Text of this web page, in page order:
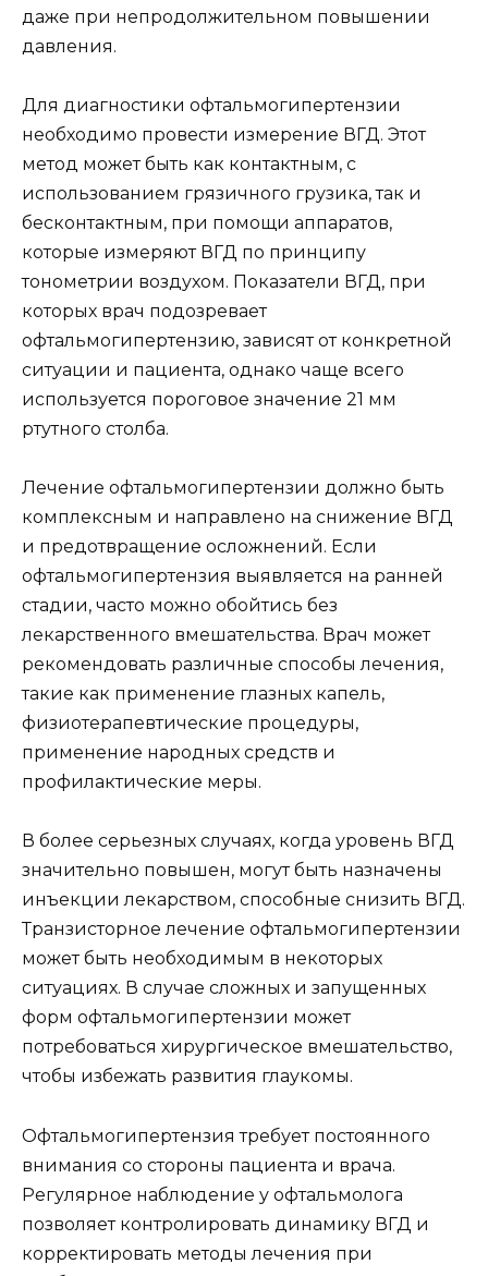
даже при непродолжительном повышении
давления.
Для диагностики офтальмогипертензии
необходимо провести измерение ВГД. Этот
метод может быть как контактным, с
использованием грязичного грузика, так и
бесконтактным, при помощи аппаратов,
которые измеряют ВГД по принципу
тонометрии воздухом. Показатели ВГД, при
которых врач подозревает
офтальмогипертензию, зависят от конкретной
ситуации и пациента, однако чаще всего
используется пороговое значение 21 мм
ртутного столба.
Лечение офтальмогипертензии должно быть
комплексным и направлено на снижение ВГД
и предотвращение осложнений. Если
офтальмогипертензия выявляется на ранней
стадии, часто можно обойтись без
лекарственного вмешательства. Врач может
рекомендовать различные способы лечения,
такие как применение глазных капель,
физиотерапевтические процедуры,
применение народных средств и
профилактические меры.
В более серьезных случаях, когда уровень ВГД
значительно повышен, могут быть назначены
инъекции лекарством, способные снизить ВГД.
Транзисторное лечение офтальмогипертензии
может быть необходимым в некоторых
ситуациях. В случае сложных и запущенных
форм офтальмогипертензии может
потребоваться хирургическое вмешательство,
чтобы избежать развития глаукомы.
Офтальмогипертензия требует постоянного
внимания со стороны пациента и врача.
Регулярное наблюдение у офтальмолога
позволяет контролировать динамику ВГД и
корректировать методы лечения при